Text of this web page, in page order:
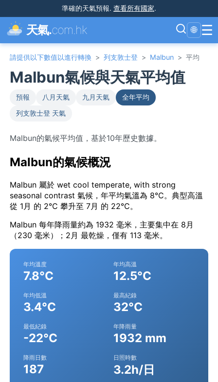
準確的天氣預報. 查看所有國家.
天氣.com.hk 🌐 ☰
請提供以下數值以進行轉換 > 列支敦士登 > Malbun > 平均
Malbun氣候與天氣平均值
預報 八月天氣 九月天氣
全年平均
列支敦士登 天氣
Malbun的氣候平均值，基於10年歷史數據。
Malbun的氣候概況
Malbun 屬於 wet cool temperate, with strong
seasonal contrast 氣候，年平均氣溫為 8°C。典型高溫
從 1月 的 2°C 攀升至 7月 的 22°C。
Malbun 每年降雨量約為 1932 毫米，主要集中在 8月
（230 毫米）；2月 最乾燥，僅有 113 毫米。
年均溫度
7.8°C
年均高溫
12.5°C
年均低溫
3.4°C
最高紀錄
32°C
最低紀錄
-22°C
年降雨量
1932 mm
降雨日數
187
日照時數
3.2h/日